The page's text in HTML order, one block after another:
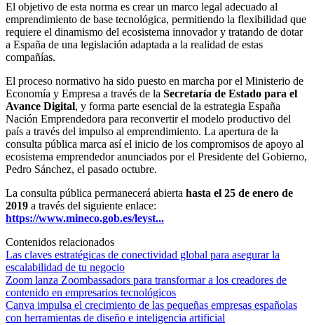
El objetivo de esta norma es crear un marco legal adecuado al
emprendimiento de base tecnológica, permitiendo la flexibilidad que
requiere el dinamismo del ecosistema innovador y tratando de dotar
a España de una legislación adaptada a la realidad de estas
compañías.
El proceso normativo ha sido puesto en marcha por el Ministerio de
Economía y Empresa a través de la Secretaría de Estado para el
Avance Digital, y forma parte esencial de la estrategia España
Nación Emprendedora para reconvertir el modelo productivo del
país a través del impulso al emprendimiento. La apertura de la
consulta pública marca así el inicio de los compromisos de apoyo al
ecosistema emprendedor anunciados por el Presidente del Gobierno,
Pedro Sánchez, el pasado octubre.
La consulta pública permanecerá abierta hasta el 25 de enero de
2019 a través del siguiente enlace:
https://www.mineco.gob.es/leyst...
Contenidos relacionados
Las claves estratégicas de conectividad global para asegurar la
escalabilidad de tu negocio
Zoom lanza Zoombassadors para transformar a los creadores de
contenido en empresarios tecnológicos
Canva impulsa el crecimiento de las pequeñas empresas españolas
con herramientas de diseño e inteligencia artificial